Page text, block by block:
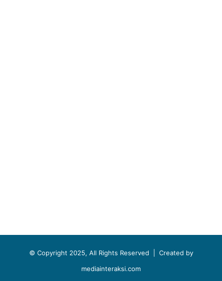
© Copyright 2025, All Rights Reserved | Created by
mediainteraksi.com